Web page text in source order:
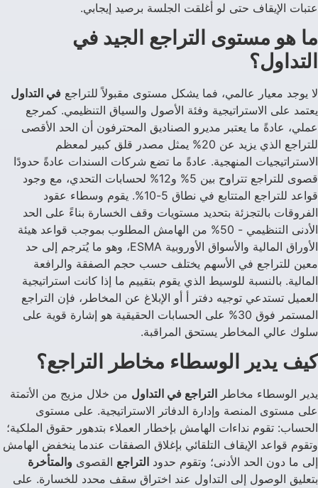
عتبات الإيقاف حتى لو أغلقت الجلسة برصيد إيجابي.
ما هو مستوى التراجع الجيد في
التداول؟
لا يوجد معيار عالمي، فما يشكل مستوى مقبولاً للتراجع في التداول
يعتمد على الاستراتيجية وفئة الأصول والسياق التنظيمي. كمرجع
عملي، عادةً ما يعتبر مديرو الصناديق المحترفون أن الحد الأقصى
للتراجع الذي يزيد عن 20% يمثل مصدر قلق كبير لمعظم
الاستراتيجيات المنهجية. عادةً ما تضع شركات السندات عادةً حدودًا
قصوى للتراجع تتراوح بين 5% و12% لحسابات التحدي، مع وجود
قواعد للتراجع المتتابع في نطاق 5-10%. يقوم وسطاء عقود
الفروقات بالتجزئة بتحديد مستويات وقف الخسارة بناءً على الحد
الأدنى التنظيمي - 50% من الهامش المطلوب بموجب قواعد هيئة
الأوراق المالية والأسواق الأوروبية ESMA، وهو ما يُترجم إلى حد
معين للتراجع في الأسهم يختلف حسب حجم الصفقة والرافعة
المالية. بالنسبة للوسيط الذي يقوم بتقييم ما إذا كانت استراتيجية
العميل تستدعي توجيه دفتر أ أو الإبلاغ عن المخاطر، فإن التراجع
المستمر فوق 30% على الحسابات الحقيقية هو إشارة قوية على
سلوك عالي المخاطر يستحق المراقبة.
كيف يدير الوسطاء مخاطر التراجع؟
يدير الوسطاء مخاطر التراجع في التداول من خلال مزيج من الأتمتة
على مستوى المنصة وإدارة الدفاتر الاستراتيجية. على مستوى
الحساب: تقوم نداءات الهامش بإخطار العملاء بتدهور حقوق الملكية؛
وتقوم قواعد الإيقاف التلقائي بإغلاق الصفقات عندما ينخفض الهامش
إلى ما دون الحد الأدنى؛ وتقوم حدود التراجع القصوى والمتأخرة
بتعليق الوصول إلى التداول عند اختراق سقف محدد للخسارة. على